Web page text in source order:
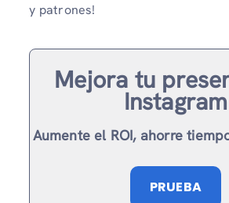
y patrones!
Mejora tu
Instagram
Aumente el ROI, ahorre
PRUEBA